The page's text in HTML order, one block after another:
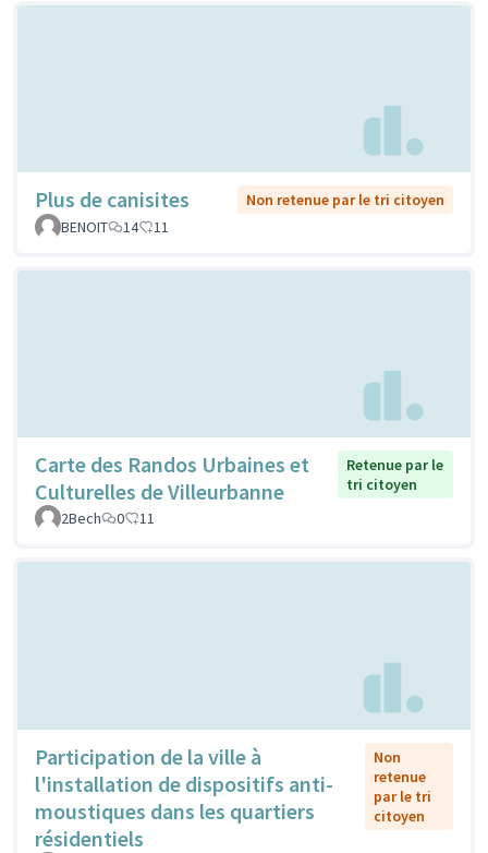
Plus de canisites
Non retenue par le tri citoyen
BENOIT
14 11
Carte des Randos Urbaines et
Culturelles de Villeurbanne
Retenue par le
tri citoyen
2Bech
0 11
Participation de la ville à
l'installation de dispositifs anti-
moustiques dans les quartiers
résidentiels
Non
retenue
par le tri
citoyen